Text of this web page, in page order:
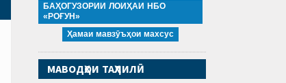
БАҲОГУЗОРИИ ЛОИҲАИ НБО
«РОҒУН»
Ҳамаи мавзӯъҳои махсус
МАВОДҲОИ ТАҲЛИЛӢ